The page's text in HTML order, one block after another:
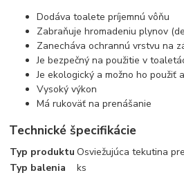
Dodáva toalete príjemnú vôňu
Zabraňuje hromadeniu plynov
Zanecháva ochrannú vrstvu na
Je bezpečný na použitie v
Je ekologický a možno ho použiť
Vysoký výkon
Má rukoväť na prenášanie
Technické špecifikácie
Typ produktu Osviežujúca tekutina
Typ balenia
ks